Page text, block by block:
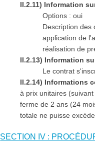
II.2.11) Information
Options : oui
Description des
application de
réalisation de
II.2.13) Information
Le contrat
II.2.14) Informations
à prix unitaires
ferme de 2 ans (24
totale ne puisse
SECTION IV :